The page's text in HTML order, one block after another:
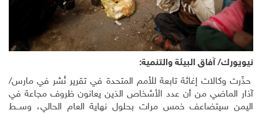
نيويورك/ آفاق البيئة والتنمية:
حذّرت وكالات إغاثة تابعة للأمم المتحدة في تقرير نُشر في مارس/
آذار الماضي من أن عدد الأشخاص الذين يعانون ظروف مجاعة في
اليمن سيتضاعف خمس مرات بحلول نهاية العام الحالي، وســـط